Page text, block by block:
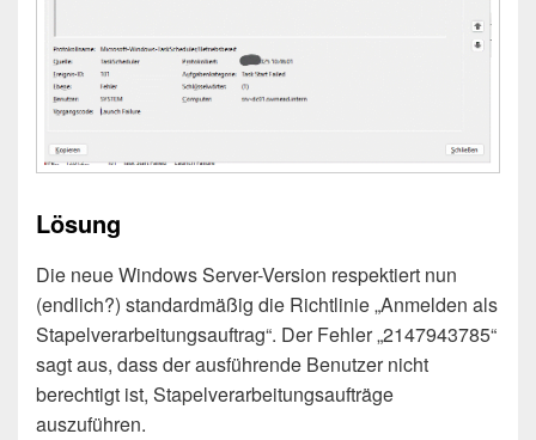
Lösung
Die neue Windows Server-Version respektiert nun
(endlich?) standardmäßig die Richtlinie „Anmelden als
Stapelverarbeitungsauftrag“. Der Fehler „2147943785“
sagt aus, dass der ausführende Benutzer nicht
berechtigt ist, Stapelverarbeitungsaufträge
auszuführen.